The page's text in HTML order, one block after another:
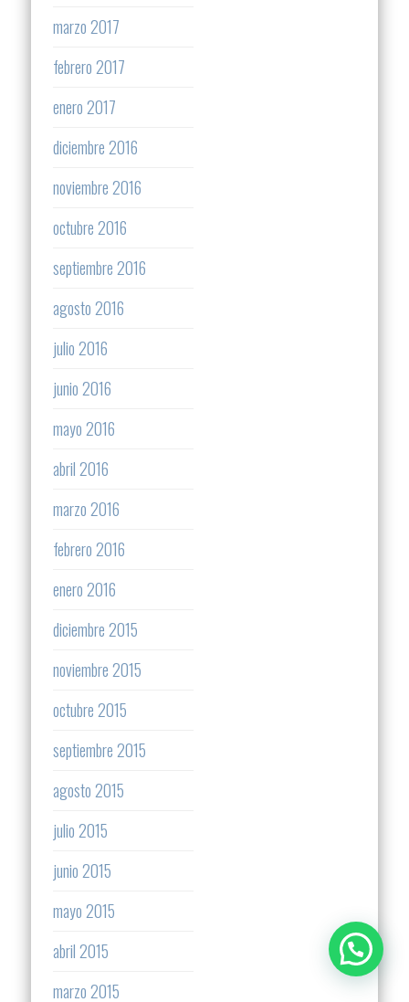
marzo 2017
febrero 2017
enero 2017
diciembre 2016
noviembre 2016
octubre 2016
septiembre 2016
agosto 2016
julio 2016
junio 2016
mayo 2016
abril 2016
marzo 2016
febrero 2016
enero 2016
diciembre 2015
noviembre 2015
octubre 2015
septiembre 2015
agosto 2015
julio 2015
junio 2015
mayo 2015
abril 2015
marzo 2015